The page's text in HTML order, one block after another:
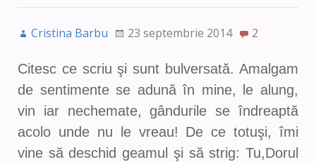
Cristina Barbu 23 septembrie 2014 2
Citesc ce scriu şi sunt bulversată. Amalgam
de sentimente se adună în mine, le alung,
vin iar nechemate, gândurile se îndreaptă
acolo unde nu le vreau! De ce totuşi, îmi
vine să deschid geamul şi să strig: Tu,Dorul